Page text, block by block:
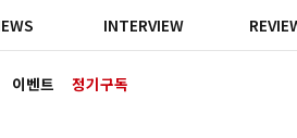
이벤트 정기구독
INTERVIEW